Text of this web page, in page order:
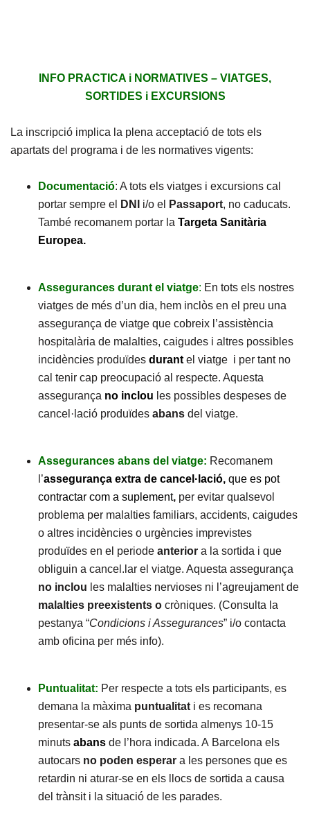
INFO PRACTICA i NORMATIVES – VIATGES,
SORTIDES i EXCURSIONS
La inscripció implica la plena acceptació de tots els
apartats del programa i de les normatives vigents:
Documentació: A tots els viatges i excursions cal
portar sempre el
DNI i/o el Passaport, no caducats.
També recomanem portar la Targeta Sanitària
Europea.
Assegurances durant el viatge: En tots els nostres
viatges de més d’un dia, hem inclòs en el preu una
assegurança de viatge que cobreix l’assistència
hospitalària de malalties, caigudes i altres possibles
incidències produïdes durant el viatge i per tant no
cal tenir cap preocupació al respecte. Aquesta
assegurança no inclou les possibles despeses de
cancel·lació produïdes abans del viatge.
Assegurances abans del viatge: Recomanem
l’assegurança extra de cancel·lació, que es pot
contractar com a suplement, per evitar qualsevol
problema per malalties familiars, accidents, caigudes
o altres incidències o urgències imprevistes
produïdes en el periode anterior a la sortida i que
obliguin a cancel.lar el viatge. Aquesta assegurança
no inclou les malalties nervioses ni l’agreujament de
malalties preexistents o cròniques. (Consulta la
pestanya “Condicions i Assegurances” i/o contacta
amb oficina per més info).
Puntualitat: Per respecte a tots els participants, es
demana la màxima puntualitat i es recomana
presentar-se als punts de sortida almenys 10-15
minuts abans de l’hora indicada. A Barcelona els
autocars no poden esperar a les persones que es
retardin ni aturar-se en els llocs de sortida a causa
del trànsit i la situació de les parades.